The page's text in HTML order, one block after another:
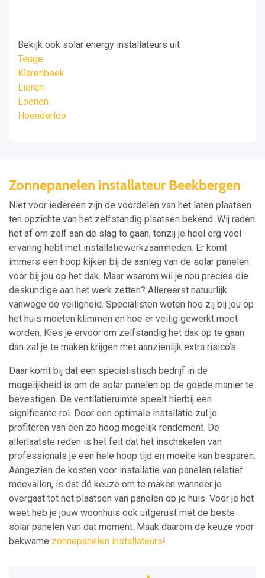
Bekijk ook solar energy installateurs uit
Teuge
Klarenbeek
Lieren
Loenen
Hoenderloo
Zonnepanelen installateur Beekbergen
Niet voor iedereen zijn de voordelen van het laten plaatsen
ten opzichte van het zelfstandig plaatsen bekend. Wij raden
het af om zelf aan de slag te gaan, tenzij je heel erg veel
ervaring hebt met installatiewerkzaamheden. Er komt
immers een hoop kijken bij de aanleg van de solar panelen
voor bij jou op het dak. Maar waarom wil je nou precies die
deskundige aan het werk zetten? Allereerst natuurlijk
vanwege de veiligheid. Specialisten weten hoe zij bij jou op
het huis moeten klimmen en hoe er veilig gewerkt moet
worden. Kies je ervoor om zelfstandig het dak op te gaan
dan zal je te maken krijgen met aanzienlijk extra risico’s.
Daar komt bij dat een specialistisch bedrijf in de
mogelijkheid is om de solar panelen op de goede manier te
bevestigen. De ventilatieruimte speelt hierbij een
significante rol. Door een optimale installatie zul je
profiteren van een zo hoog mogelijk rendement. De
allerlaatste reden is het feit dat het inschakelen van
professionals je een hele hoop tijd en moeite kan besparen.
Aangezien de kosten voor installatie van panelen relatief
meevallen, is dat dé keuze om te maken wanneer je
overgaat tot het plaatsen van panelen op je huis. Voor je het
weet heb je jouw woonhuis ook uitgerust met de beste
solar panelen van dat moment. Maak daarom de keuze voor
bekwame zonnepanelen installateurs!